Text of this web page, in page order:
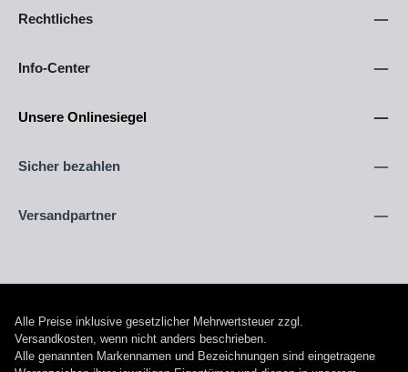
Rechtliches
Info-Center
Unsere Onlinesiegel
Sicher bezahlen
Versandpartner
Alle Preise inklusive gesetzlicher Mehrwertsteuer zzgl.
Versandkosten, wenn nicht anders beschrieben.
Alle genannten Markennamen und Bezeichnungen sind eingetragene